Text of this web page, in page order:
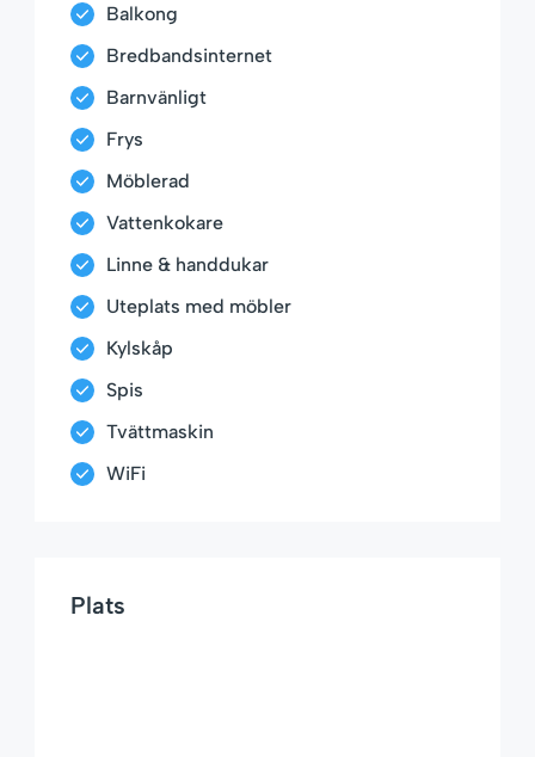
Balkong
Bredbandsinternet
Barnvänligt
Frys
Möblerad
Vattenkokare
Linne & handdukar
Uteplats med möbler
Kylskåp
Spis
Tvättmaskin
WiFi
Plats